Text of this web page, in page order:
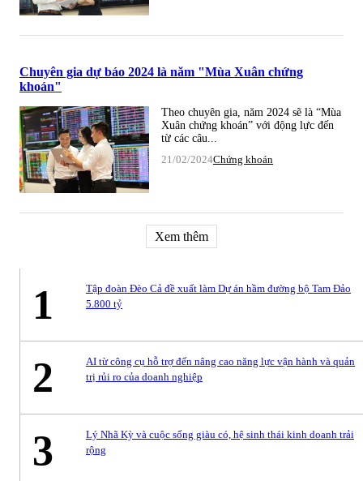
Chuyên gia dự báo 2024 là năm "Mùa Xuân chứng
khoán"
Theo chuyên gia, năm 2024 sẽ là “Mùa
Xuân chứng khoán” với động lực đến
từ các câu...
21/02/2024Chứng khoán
Xem thêm
1
Tập đoàn Đèo Cả đề xuất làm Dự án hầm đường bộ Tam Đảo
5.800 tỷ
2
AI từ công cụ hỗ trợ đến nâng cao năng lực vận hành và quản
trị rủi ro của doanh nghiệp
3
Lý Nhã Kỳ và cuộc sống giàu có, hệ sinh thái kinh doanh trải
rộng